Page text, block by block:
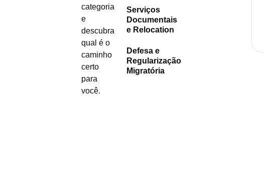
categoria
e
descubra
qual é o
caminho
certo
para
você.
Serviços
Documentais
e Relocation
Defesa e
Regularização
Migratória